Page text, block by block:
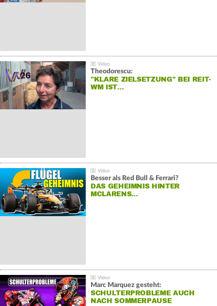
Theodorescu:
"KLARE ZIELSETZUNG" BEI REIT-
WM IST…
Besser als Red Bull & Ferrari?
DAS GEHEIMNIS HINTER
MCLARENS…
Marc Marquez gesteht:
SCHULTERPROBLEME AUCH
NACH SOMMERPAUSE